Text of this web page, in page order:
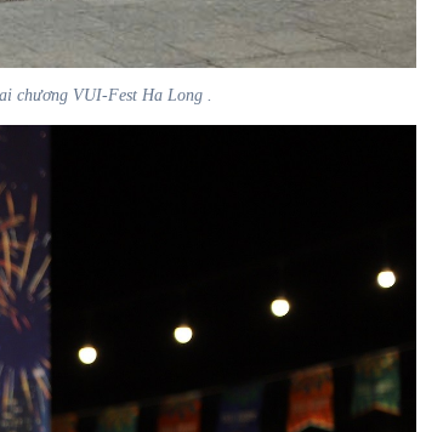
chương VUI-Fest Ha Long .